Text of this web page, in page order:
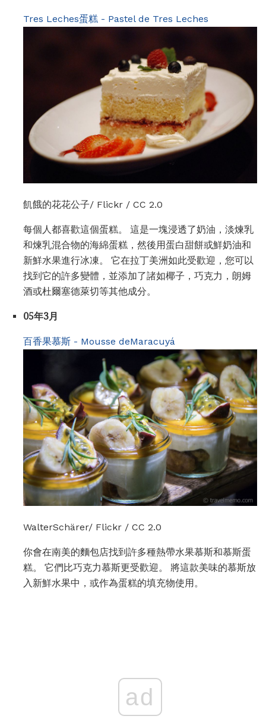
Tres Leches蛋糕 - Pastel de Tres Leches
飢餓的花花公子/ Flickr / CC 2.0
每個人都喜歡這個蛋糕。 這是一塊浸透了奶油，淡煉乳
和煉乳混合物的海綿蛋糕，然後用蛋白甜餅或鮮奶油和
新鮮水果進行冰凍。 它在拉丁美洲如此受歡迎，您可以
找到它的許多變體，並添加了諸如椰子，巧克力，朗姆
酒或杜爾塞德萊切等其他成分。
05年3月
百香果慕斯 - Mousse deMaracuyá
WalterSchärer/ Flickr / CC 2.0
你會在南美的麵包店找到許多種熱帶水果慕斯和慕斯蛋
糕。 它們比巧克力慕斯更受歡迎。 將這款美味的慕斯放
入新鮮水果中，或作為蛋糕的填充物使用。
ad